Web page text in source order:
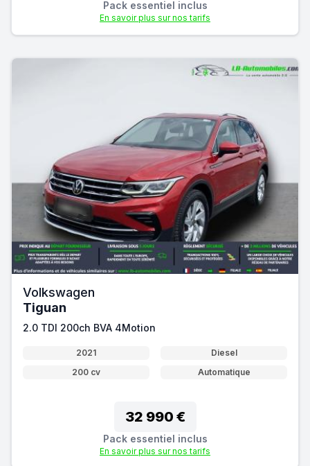
Pack essentiel inclus
En savoir plus sur nos tarifs
Volkswagen
Tiguan
2.0 TDI 200ch BVA 4Motion
2021
Diesel
200 cv
Automatique
32 990 €
Pack essentiel inclus
En savoir plus sur nos tarifs